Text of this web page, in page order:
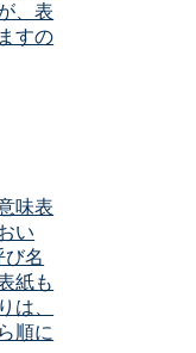
、表
すの
味表
い
び名
紙も
は、
順に